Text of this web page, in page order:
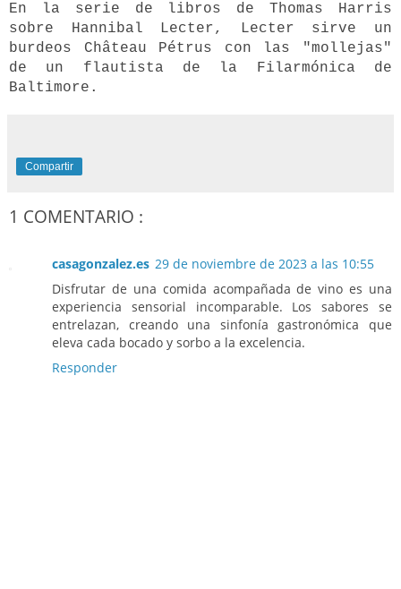
En la serie de libros de Thomas Harris
sobre Hannibal Lecter, Lecter sirve un
burdeos Château Pétrus con las "mollejas"
de un flautista de la Filarmónica de
Baltimore.
Compartir
1 COMENTARIO :
casagonzalez.es 29 de noviembre de 2023 a las 10:55
Disfrutar de una comida acompañada de vino es una
experiencia sensorial incomparable. Los sabores se
entrelazan, creando una sinfonía gastronómica que
eleva cada bocado y sorbo a la excelencia.
Responder